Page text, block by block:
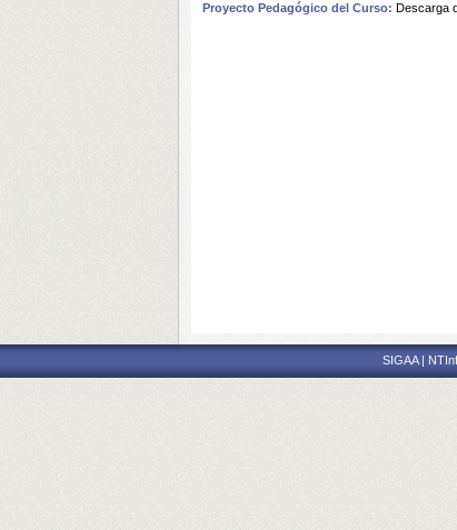
Proyecto Pedagógico del Curso: Descarga
SIGAA |